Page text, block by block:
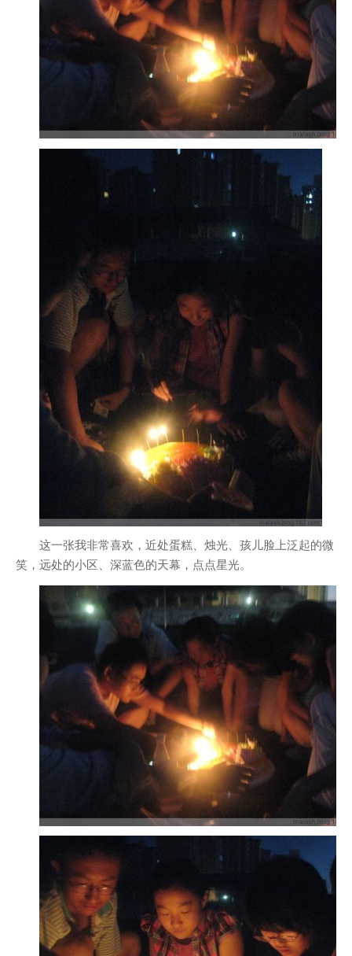
这一张我非常喜欢，近处蛋糕、烛光、孩儿脸上泛起的微
笑，远处的小区、深蓝色的天幕，点点星光。